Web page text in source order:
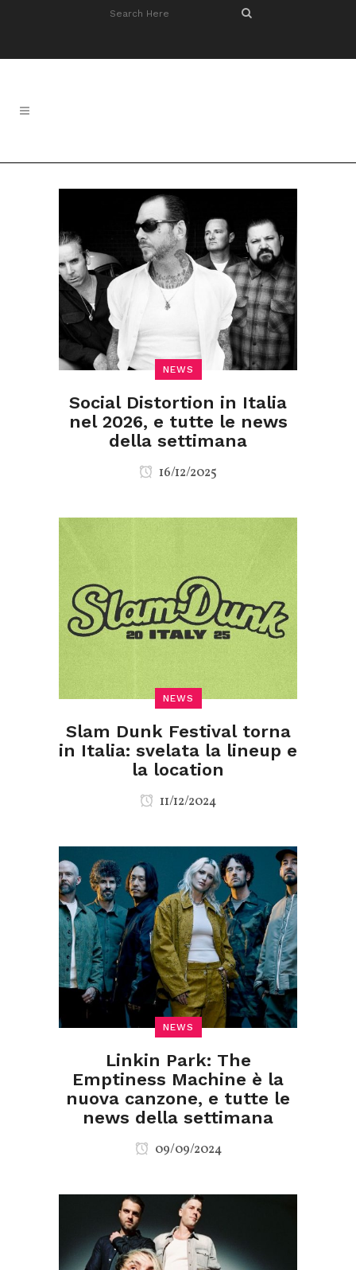
NEWS
Social Distortion in Italia
nel 2026, e tutte le news
della settimana
16/12/2025
NEWS
Slam Dunk Festival torna
in Italia: svelata la lineup e
la location
11/12/2024
NEWS
Linkin Park: The
Emptiness Machine è la
nuova canzone, e tutte le
news della settimana
09/09/2024